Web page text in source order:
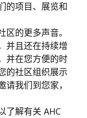
的项目、展览和
的更多声音。
并且还在持续增
并在您方便的时
的社区组织展示
我们到您家，
了解有关 AHC